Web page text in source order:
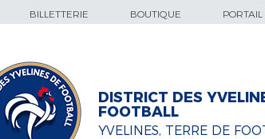
BILLETTERIE BOUTIQUE
DISTRICT DES
FOOTBALL
YVELINES, TERRE DE